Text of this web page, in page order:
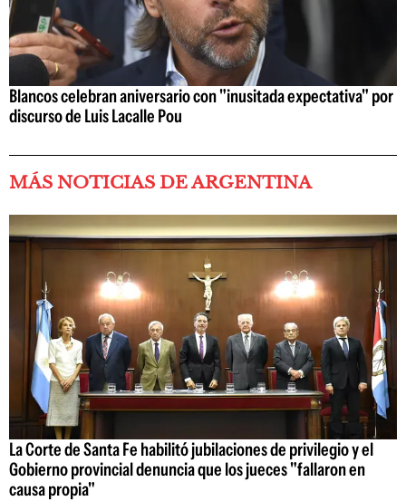
Blancos celebran aniversario con "inusitada expectativa" por
discurso de Luis Lacalle Pou
MÁS NOTICIAS DE ARGENTINA
La Corte de Santa Fe habilitó jubilaciones de privilegio y el
Gobierno provincial denuncia que los jueces "fallaron en
causa propia"